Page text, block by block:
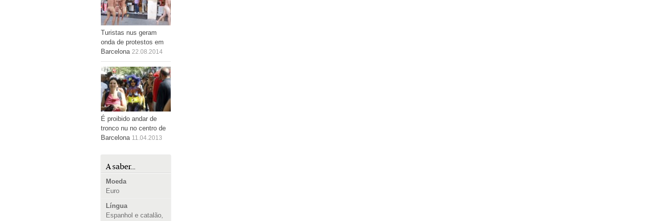
Turistas nus geram
onda de protestos em
Barcelona 22.08.2014
É proibido andar de
tronco nu no centro de
Barcelona 11.04.2013
A saber...
Moeda
Euro
Língua
Espanhol e catalão,